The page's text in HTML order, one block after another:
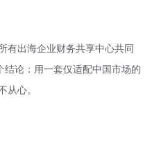
有出海企业财务共享中心共同
结论：用一套仅适配中国市场的
从心。